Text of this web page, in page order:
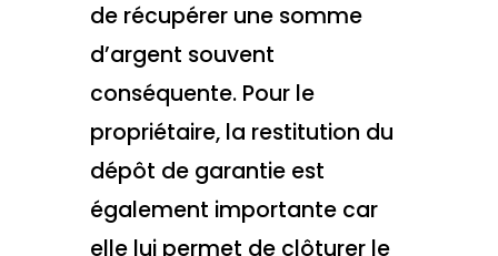
de récupérer une somme
d’argent souvent
conséquente. Pour le
propriétaire, la restitution du
dépôt de garantie est
également importante car
elle lui permet de clôturer le